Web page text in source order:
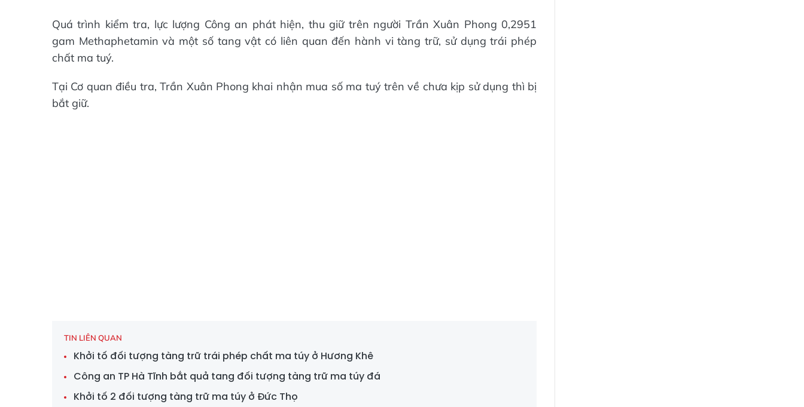
Quá trình kiểm tra, lực lượng Công an phát hiện, thu giữ trên người Trần Xuân Phong 0,2951
gam Methaphetamin và một số tang vật có liên quan đến hành vi tàng trữ, sử dụng trái phép
chất ma tuý.
Tại Cơ quan điều tra, Trần Xuân Phong khai nhận mua số ma tuý trên về chưa kịp sử dụng thì bị
bắt giữ.
TIN LIÊN QUAN
Khởi tố đối tượng tàng trữ trái phép chất ma túy ở Hương Khê
Công an TP Hà Tĩnh bắt quả tang đối tượng tàng trữ ma túy đá
Khởi tố 2 đối tượng tàng trữ ma túy ở Đức Thọ